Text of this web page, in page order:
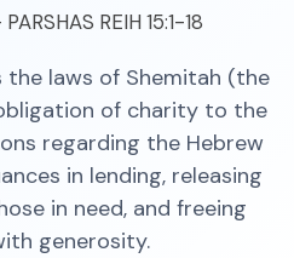
REIH 15:1-18
the laws of Shemitah (the
of charity to the
regarding the Hebrew
in lending, releasing
in need, and freeing
generosity.